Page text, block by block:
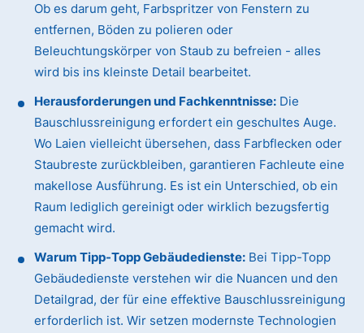
Ob es darum geht, Farbspritzer von Fenstern zu
entfernen, Böden zu polieren oder
Beleuchtungskörper von Staub zu befreien - alles
wird bis ins kleinste Detail bearbeitet.
Herausforderungen und Fachkenntnisse: Die
Bauschlussreinigung erfordert ein geschultes Auge.
Wo Laien vielleicht übersehen, dass Farbflecken oder
Staubreste zurückbleiben, garantieren Fachleute eine
makellose Ausführung. Es ist ein Unterschied, ob ein
Raum lediglich gereinigt oder wirklich bezugsfertig
gemacht wird.
Warum Tipp-Topp Gebäudedienste: Bei Tipp-Topp
Gebäudedienste verstehen wir die Nuancen und den
Detailgrad, der für eine effektive Bauschlussreinigung
erforderlich ist. Wir setzen modernste Technologien